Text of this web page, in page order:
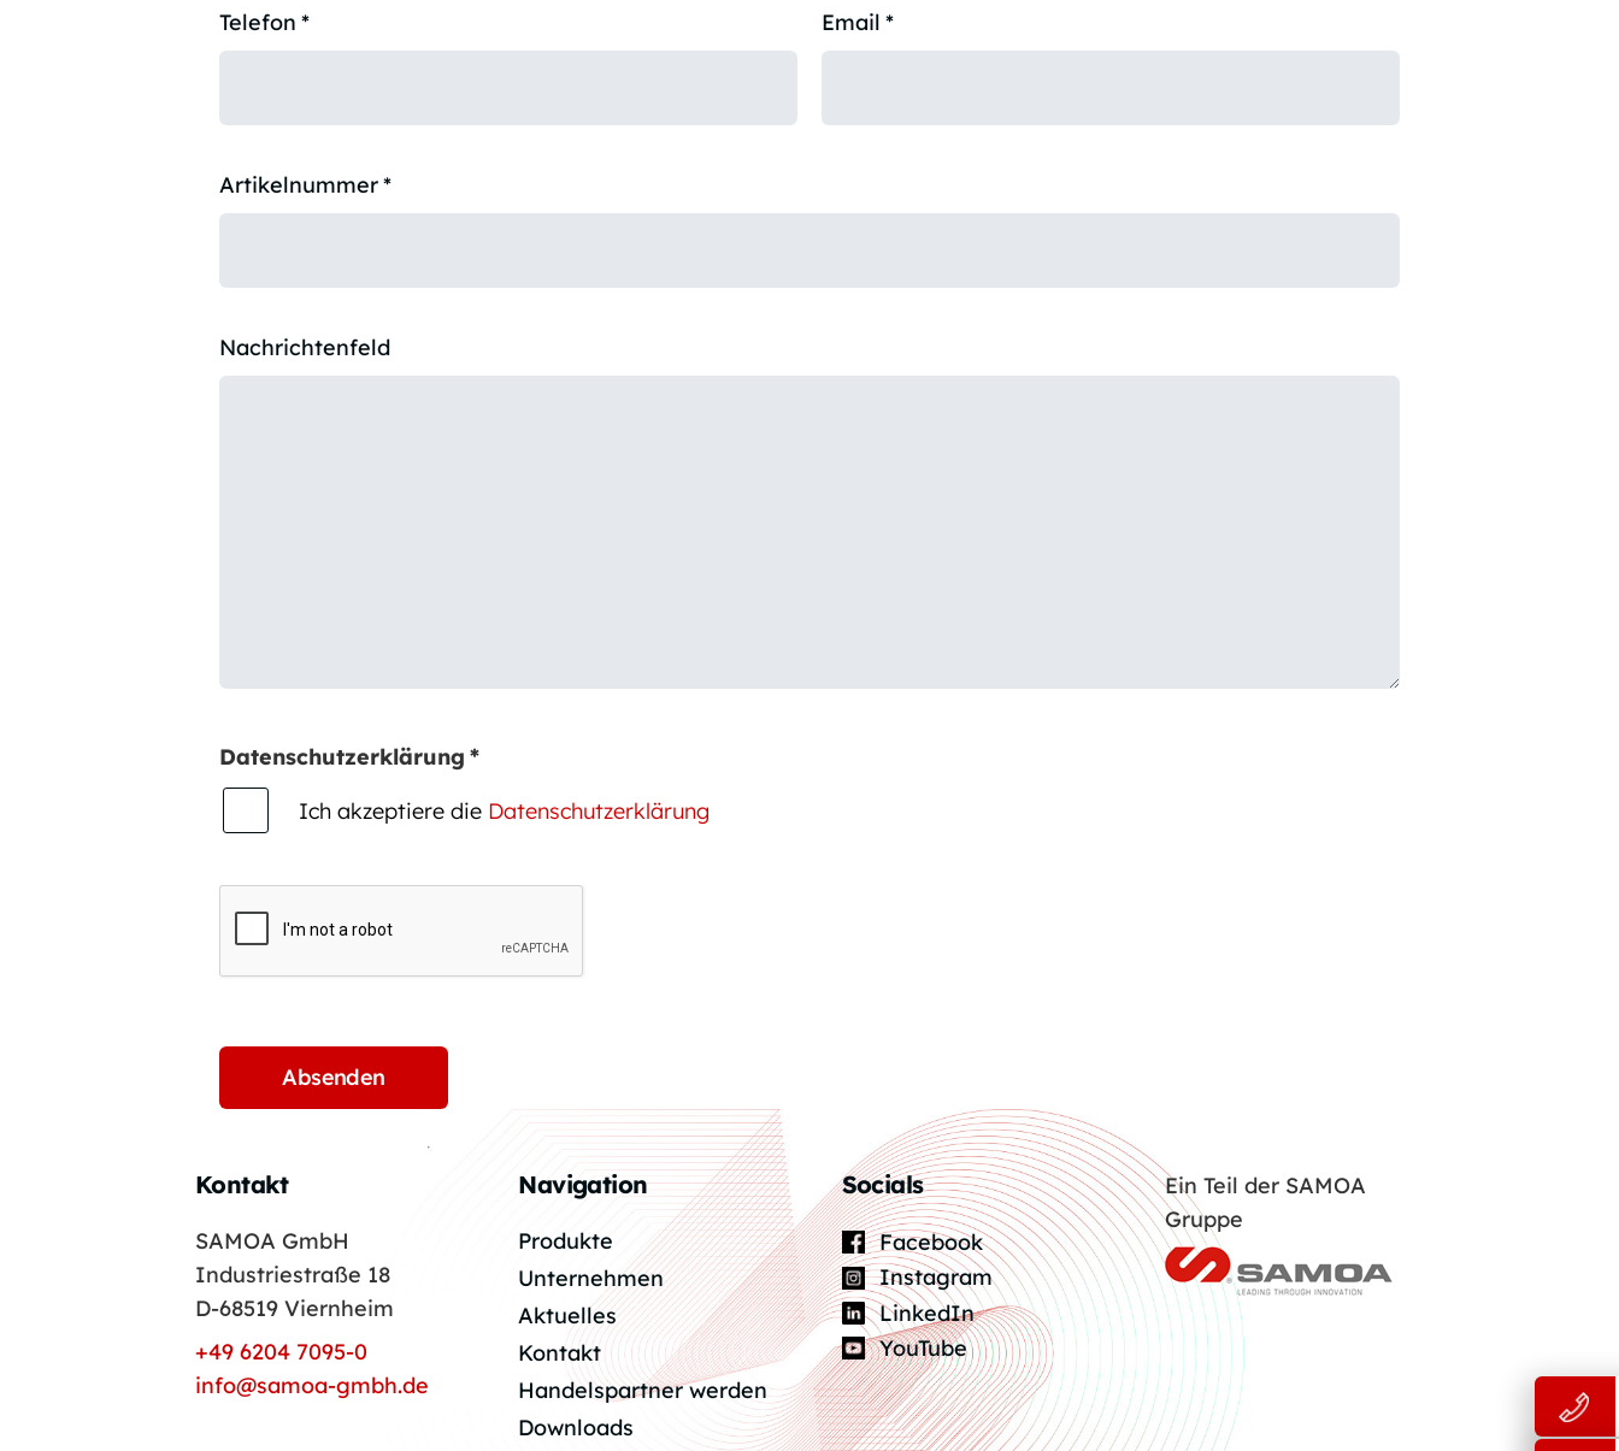
Telefon * Email *
Artikelnummer*
Nachrichtenfeld
Datenschutzerklärung *
Ich akzeptiere die Datenschutzerklärung
Kontakt
SAMOA GmbH
Industriestraße 18
D-68519 Viernheim
+49 6204 7095-0
info@samoa-gmbh.de
Navigation
Produkte
Unternehmen
Aktuelles
Kontakt
Handelspartner werden
Downloads
Socials
Facebook
Instagram
LinkedIn
YouTube
Ein Teil der SAMOA
Gruppe